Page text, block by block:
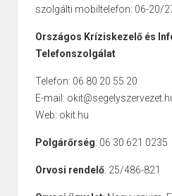
szolgálti mobiltelefon: 06-20/
Országos Kríziskezelő és
Telefonszolgálat
Telefon: 06 80 20 55 20
E-mail:
Web: okit.hu
Polgárőrség: 06 30 621 0235
Orvosi rendelő: 25/486-821